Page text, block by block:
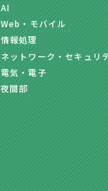
AI
Web・モバイル
情報処理
ネットワーク・セキュリ
電気・電子
夜間部